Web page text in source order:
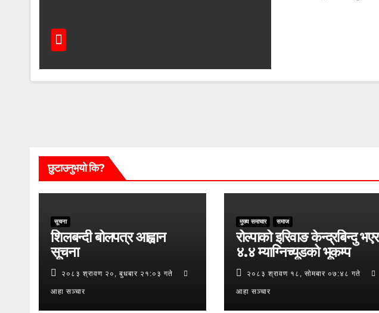
छुटाउनुभयो कि?
सूचना
शिलबन्दी बोलपत्र आह्वान
सूचना
२०८३ श्रावण २०, बुधबार २१:०३ गते
आहा सञ्चार
मुख्य समाचार समाज
रोल्पाको इरिवाङ केन्द्रबिन्दु भएर
४.४ म्याग्निच्यूडको भूकम्प
२०८३ श्रावण १८, सोमबार ०७:४८ गते
आहा सञ्चार